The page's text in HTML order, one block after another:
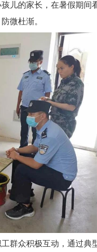
儿的家长，在暑假期间
微杜渐。
群众积极互动，通过典